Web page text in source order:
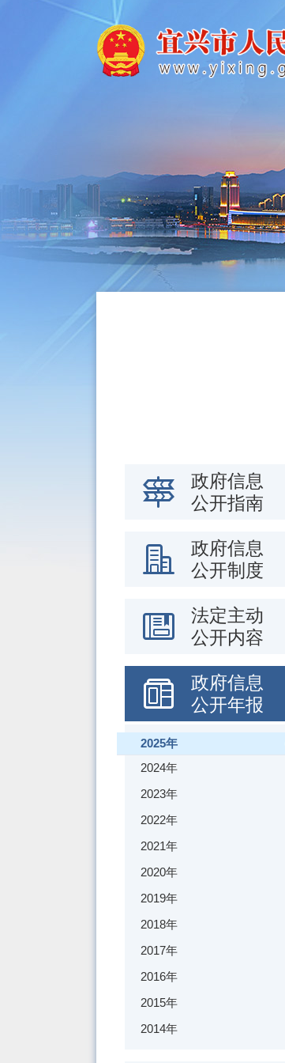
政府信息
公开指南
政府信息
公开制度
法定主动
公开内容
政府信息
公开年报
2025年
2024年
2023年
2022年
2021年
2020年
2019年
2018年
2017年
2016年
2015年
2014年